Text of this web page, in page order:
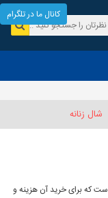
شال زنانه
است که برای خرید آن هزینه و
کانال ما در تلگرام